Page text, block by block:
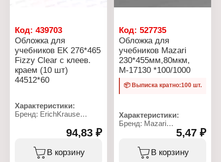
Код: 439703
Обложка для
учебников EK 276*465
Fizzy Clear с клеев.
краем (10 шт)
44512*60
Характеристики:
Бренд: ErichKrause
Тип товара: Обложка
Коллекция: Fizzy Clear
Назначение: для
учебников
94,83 ₽
В корзину
Код:527735
Обложка для
учебников Mazari
230*455мм,80мкм,
М-17130 *100/1000
📦 Выписка кратно:100 шт.
Характеристики:
Бренд: Mazari
Тип товара: Обложка
Назначение: для
учебников
5,47 ₽
В корзину